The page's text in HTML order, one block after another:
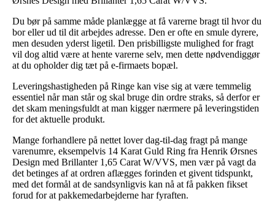
Du bør på samme måde planlægge at få varerne bragt til hvor du
bor eller ud til dit arbejdes adresse. Den er ofte en smule dyrere,
men desuden yderst ligetil. Den prisbilligste mulighed for fragt
vil dog altid være at hente varerne selv, men dette nødvendiggør
at du opholder dig tæt på e-firmaets bopæl.
Leveringshastigheden på Ringe kan vise sig at være temmelig
essentiel når man står og skal bruge din ordre straks, så derfor er
det skam meningsfuldt at man kigger nærmere på leveringstiden
for det aktuelle produkt.
Mange forhandlere på nettet lover dag-til-dag fragt på mange
varenumre, eksempelvis 14 Karat Guld Ring fra Henrik Ørsnes
Design med Brillanter 1,65 Carat W/VVS, men vær på vagt da
det betinges af at ordren aflægges forinden et givent tidspunkt,
med det formål at de sandsynligvis kan nå at få pakken fikset
forud for at pakkemedarbejderne har fyraften.